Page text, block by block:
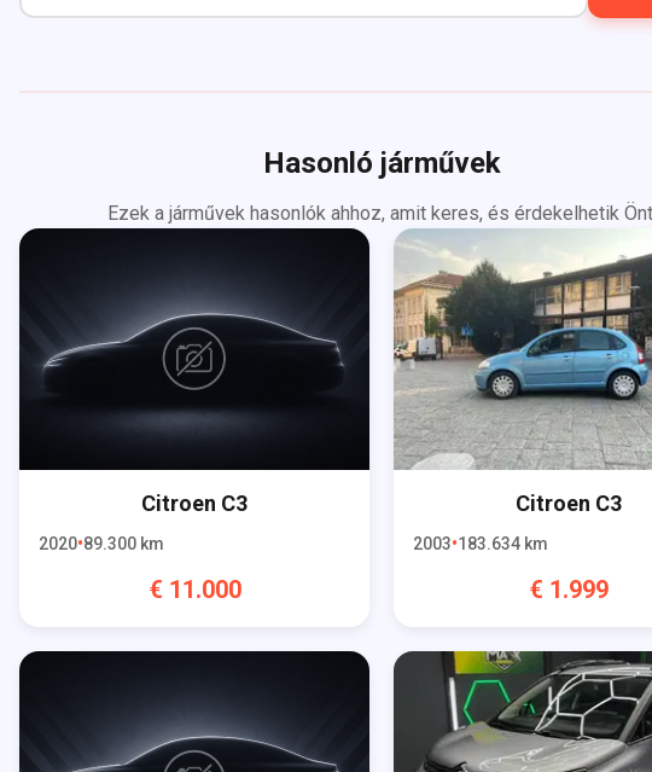
Hasonló járművek
Ezek a járművek hasonlók ahhoz, amit keres, és érdekelhetik
Citroen C3
2020 89.300 km
€ 11.000
Citroen C3
2003 183.634 km
€ 1.999